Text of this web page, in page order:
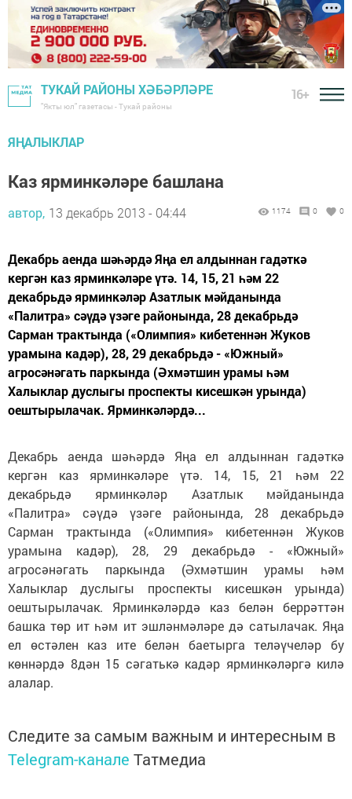
ТУКАЙ РАЙОНЫ ХӘБӘРЛӘРЕ
"Якты юл" газетасы - Тукай районы
16+
ЯҢАЛЫКЛАР
Каз ярминкәләре башлана
автор, 13 декабрь 2013 - 04:44 1174 0 0
Декабрь аенда шәһәрдә Яңа ел алдыннан гадәткә
кергән каз ярминкәләре үтә. 14, 15, 21 һәм 22
декабрьдә ярминкәләр Азатлык мәйданында
«Палитра» сәүдә үзәге районында, 28 декабрьдә
Сарман трактында («Олимпия» кибетеннән Жуков
урамына кадәр), 28, 29 декабрьдә - «Южный»
агросәнәгать паркында (Әхмәтшин урамы һәм
Халыклар дуслыгы проспекты кисешкән урында)
оештырылачак. Ярминкәләрдә...
Декабрь аенда шәһәрдә Яңа ел алдыннан гадәткә
кергән каз ярминкәләре үтә. 14, 15, 21 һәм 22
декабрьдә ярминкәләр Азатлык мәйданында
«Палитра» сәүдә үзәге районында, 28 декабрьдә
Сарман трактында («Олимпия» кибетеннән Жуков
урамына кадәр), 28, 29 декабрьдә - «Южный»
агросәнәгать паркында (Әхмәтшин урамы һәм
Халыклар дуслыгы проспекты кисешкән урында)
оештырылачак. Ярминкәләрдә каз белән беррәттән
башка төр ит һәм ит эшләнмәләре дә сатылачак. Яңа
ел өстәлен каз ите белән баетырга теләүчеләр бу
көннәрдә 8дән 15 сәгатькә кадәр ярминкәләргә килә
алалар.
Следите за самым важным и интересным в
Telegram-канале Татмедиа